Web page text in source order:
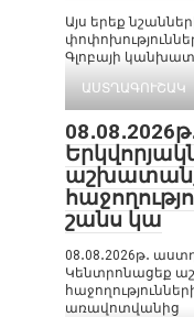
Այս երեք
Գլոբայի
ԱՍՏՂԱԳՈՒՇԱԿ
շանս կա
08․08․2026թ․
Կենտրոնացեք
առավոտվանից